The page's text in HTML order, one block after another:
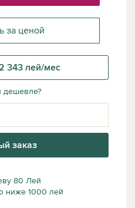
за ценой
343 лей/мес
дешевле?
заказ
80 Лей
ниже 1000 лей